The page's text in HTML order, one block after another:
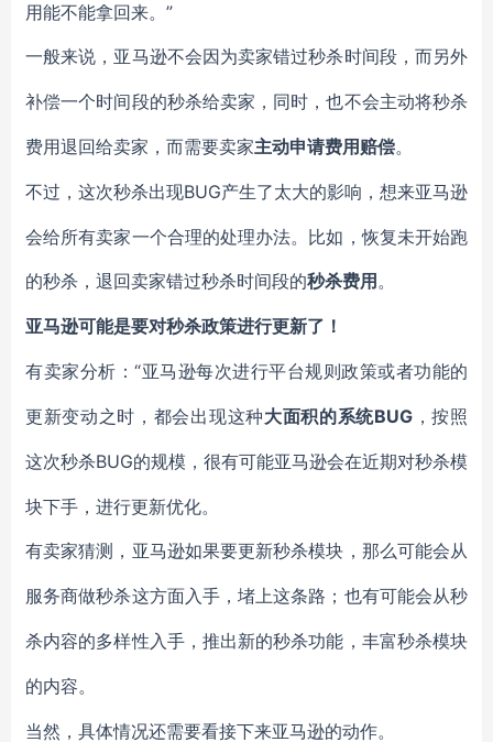
用能不能拿回来。”
一般来说，亚马逊不会因为卖家错过秒杀时间段，而另外
补偿一个时间段的秒杀给卖家，同时，也不会主动将秒杀
费用退回给卖家，而需要卖家主动申请费用赔偿。
不过，这次秒杀出现BUG产生了太大的影响，想来亚马逊
会给所有卖家一个合理的处理办法。比如，恢复未开始跑
的秒杀，退回卖家错过秒杀时间段的秒杀费用 。
亚马逊可能是要对秒杀政策进行更新了！
有卖家分析： “亚马逊每次进行平台规则政策或者功能的
更新变动之时，都会出现这种大面积的系统BUG，按照
这次秒杀BUG的规模，很有可能亚马逊会在近期对秒杀模
块下手，进行更新优化。
有卖家猜测，亚马逊如果要更新秒杀模块，那么可能会从
服务商做秒杀这方面入手，堵上这条路；也有可能会从秒
杀内容的多样性入手，推出新的秒杀功能，丰富秒杀模块
的内容。
当然，具体情况还需要看接下来亚马逊的动作。